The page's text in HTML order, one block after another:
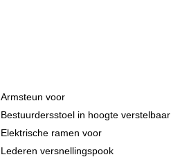
Armsteun voor
Bestuurdersstoel in hoogte verstelbaar
Elektrische ramen voor
Lederen versnellingspook